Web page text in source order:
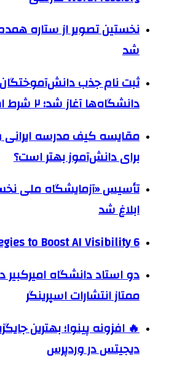
نخستین تصویر از ستاره
شد
ثبت نام جذب
دانشگاه‌ها آغاز شد؛ ۲ شرط اصلی جذب
مقایسه کیف مدرسه
برای دانش‌آموز بهتر است؟
تأسیس «آزمایشگاه ملی
ابلاغ شد
6 Digital PR Strategies to Boost AI Visibility
دو استاد دانشگاه
ممتاز انتشارات اسپرینگر
🔥 افزونه پینوا؛ بهترین
دیجیتس در وردپرس